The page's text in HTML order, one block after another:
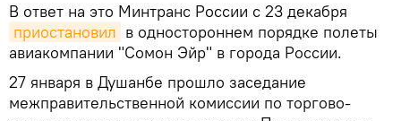
В ответ на это Минтранс России с 23 декабря
приостановил в одностороннем порядке полеты
авиакомпании "Сомон Эйр" в города России.
27 января в Душанбе прошло заседание
межправительственной комиссии по торгово-